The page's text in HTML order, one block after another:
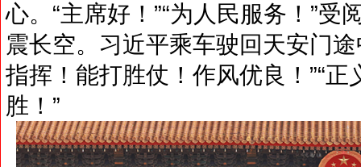
心。“主席好！”“为人民服务！”
震长空。习近平乘车驶回天安门
指挥！能打胜仗！作风优良！”“
胜！”